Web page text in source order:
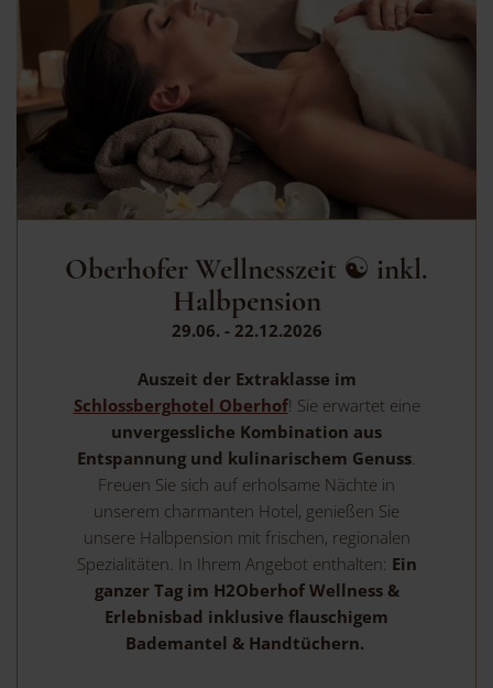
Oberhofer Wellnesszeit ☯ inkl.
Halbpension
29.06. - 22.12.2026
Auszeit der Extraklasse im
Schlossberghotel Oberhof! Sie erwartet eine
unvergessliche Kombination aus
Entspannung und kulinarischem Genuss
Freuen Sie sich auf erholsame Nächte in
unserem charmanten Hotel, genießen Sie
unsere Halbpension mit frischen, regionalen
Spezialitäten. In Ihrem Angebot enthalten: Ein
ganzer Tag im H2Oberhof Wellness &
Erlebnisbad inklusive flauschigem
Bademantel & Handtüchern.